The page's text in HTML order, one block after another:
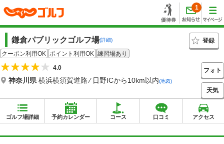
1
鎌倉パブリックゴルフ場(詳細)
登録
クーポン利用OK ポイント利用OK 練習場あり
4.0
神奈川県 横浜横須賀道路 ⁄ 日野ICから10km以内(地図)
フォト
天気
ゴルフ場詳細 予約カレンダー コース 口コミ アクセス